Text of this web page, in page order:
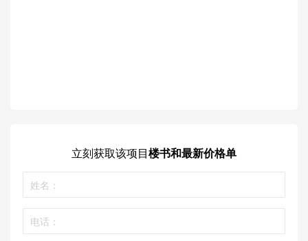
立刻获取该项目楼书和最新价格单